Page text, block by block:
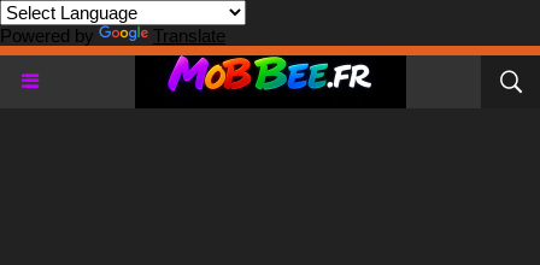
Powered by Translate